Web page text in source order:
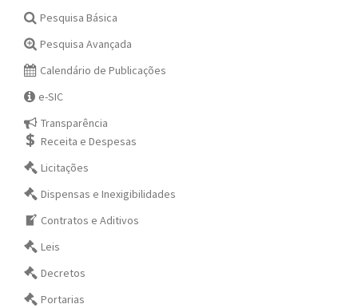
Pesquisa Básica
Pesquisa Avançada
Calendário de Publicações
e-SIC
Transparência
Receita e Despesas
Licitações
Dispensas e Inexigibilidades
Contratos e Aditivos
Leis
Decretos
Portarias